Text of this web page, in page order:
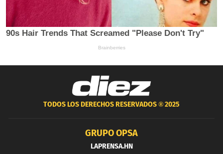
TODOS LOS DERECHOS RESERVADOS ®2025
GRUPO OPSA
LAPRENSA.HN